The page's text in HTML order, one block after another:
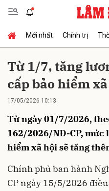
Mới nhất Chính trị
Từ 1/7, tăng
cấp bảo hiểm
17/05/2026 10:13
Từ ngày 01/7/2026,
162/2026/NĐ-CP, mức
hiểm xã hội sẽ tăng
Chính phủ ban hành
CP ngày 15/5/2026
Gửi bình luận